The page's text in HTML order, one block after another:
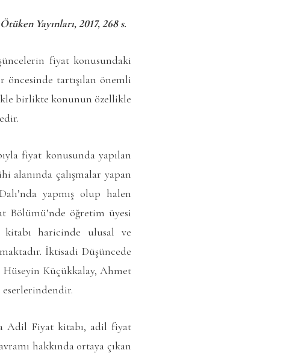
Yayınları, 2017, 268 s.
fiyat konusundaki
tartışılan önemli
birlikte konunun özellikle
fiyat konusunda yapılan
alanında çalışmalar yapan
yapmış olup halen
Bölümü’nde öğretim üyesi
kitabı haricinde ulusal ve
İktisadi Düşüncede
Hüseyin Küçükkalay, Ahmet
eserlerindendir.
Adil Fiyat kitabı, adil fiyat
hakkında ortaya çıkan